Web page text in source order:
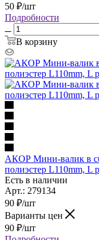
50 ₽/шт
Подробности
В корзину
АКОР Мини-валик в
полиэстер L110mm, L
Есть в наличии
Арт.: 279134
90 ₽/шт
Варианты цен
90 ₽/шт